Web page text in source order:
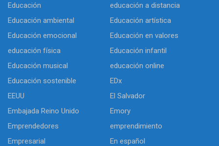
Educación
educación a distancia
Educación ambiental
Educación artística
Educación emocional
Educación en valores
educación física
Educación infantil
Educación musical
educación online
Educación sostenible
EDx
EEUU
El Salvador
Embajada Reino Unido
Emory
Emprendedores
emprendimiento
Empresarial
En español